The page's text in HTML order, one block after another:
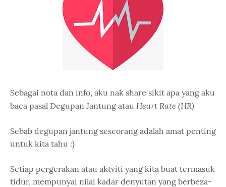
Sebagai nota dan info, aku nak share sikit apa yang aku
baca pasal Degupan Jantung atau Heart Rate (HR)
Sebab degupan jantung seseorang adalah amat penting
untuk kita tahu :)
Setiap pergerakan atau aktviti yang kita buat termasuk
tidur, mempunyai nilai kadar denyutan yang berbeza-